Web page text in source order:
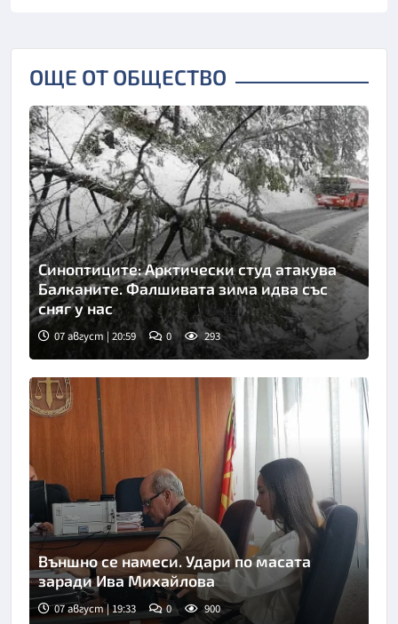
ОЩЕ ОТ ОБЩЕСТВО
Синоптиците: Арктически студ атакува
Балканите. Фалшивата зима идва със
сняг у нас
07 август | 20:59 0 293
Външно се намеси. Удари по масата
заради Ива Михайлова
07 август | 19:33 0 900